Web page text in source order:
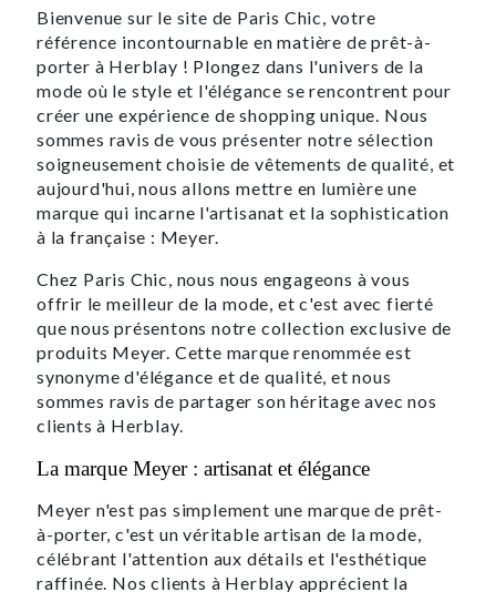
Bienvenue sur le site de Paris Chic, votre
référence incontournable en matière de prêt-à-
porter à Herblay ! Plongez dans l'univers de la
mode où le style et l'élégance se rencontrent pour
créer une expérience de shopping unique. Nous
sommes ravis de vous présenter notre sélection
soigneusement choisie de vêtements de qualité, et
aujourd'hui, nous allons mettre en lumière une
marque qui incarne l'artisanat et la sophistication
à la française : Meyer.
Chez Paris Chic, nous nous engageons à vous
offrir le meilleur de la mode, et c'est avec fierté
que nous présentons notre collection exclusive de
produits Meyer. Cette marque renommée est
synonyme d'élégance et de qualité, et nous
sommes ravis de partager son héritage avec nos
clients à Herblay.
La marque Meyer : artisanat et élégance
Meyer n'est pas simplement une marque de prêt-
à-porter, c'est un véritable artisan de la mode,
célébrant l'attention aux détails et l'esthétique
raffinée. Nos clients à Herblay apprécient la